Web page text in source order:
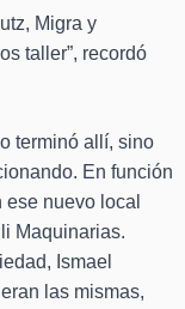
Migra y
taller”, recordó
terminó allí, sino
En función
nuevo local
Maquinarias.
Ismael
las mismas,